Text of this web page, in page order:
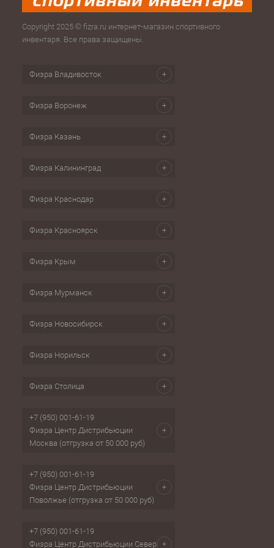
Copyright 2025 © fizra.ru интернет-магазин спортивного
инвентаря. Все права защищены.
Физра Владивосток
Физра Воронеж
Физра Казань
Физра Калининград
Физра Краснодар
Физра Красноярск
Физра Крым
Физра Мурманск
Физра Новосибирск
Физра Норильск
Физра Столица
+7 (950) 001-61-19
Физра Центр Дистрибьюции
Москва (отгрузка от 50 000 руб)
+7 (950) 001-61-19
Физра Центр Дистрибьюции
Поволжье (отгрузка от 50 000 руб)
+7 (950) 001-61-19
Физра Центр Дистрибьюции Север